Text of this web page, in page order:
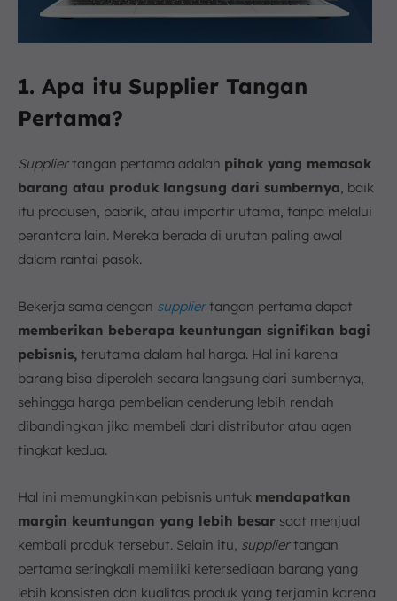
1. Apa itu Supplier Tangan
Pertama?
Suppliertangan pertama adalah pihak yang memasok
barang atau produk langsung dari sumbernya, baik
itu produsen, pabrik, atau importir utama, tanpa melalui
perantara lain. Mereka berada di urutan paling awal
dalam rantai pasok.
Bekerja sama dengan suppliertangan pertama dapat
memberikan beberapa keuntungan signifikan bagi
pebisnis, terutama dalam hal harga. Hal ini karena
barang bisa diperoleh secara langsung dari sumbernya,
sehingga harga pembelian cenderung lebih rendah
dibandingkan jika membeli dari distributor atau agen
tingkat kedua.
Hal ini memungkinkan pebisnis untuk mendapatkan
margin keuntungan yang lebih besar saat menjual
kembali produk tersebut. Selain itu, suppliertangan
pertama seringkali memiliki ketersediaan barang yang
lebih konsisten dan kualitas produk yang terjamin karena